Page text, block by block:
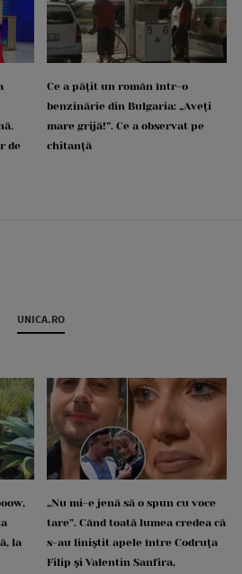
de
Ce a pățit un român într-o
benzinărie din Bulgaria: „Aveți
mare grijă!”. Ce a observat pe
chitanță
UNICA.RO
la
„Nu mi-e jenă să o spun cu voce
tare”. Când toată lumea credea că
s-au liniștit apele între Codruța
Filip și Valentin Sanfira,